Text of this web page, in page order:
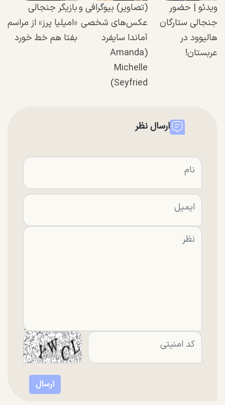
ویدئو | حضور
جنجالی ستارگان
هالیوود در
عربستان!
(تصاویر) بیوگرافی و
عکس‌های شخصی
آماندا سایفرد
(Amanda
Michelle
Seyfried)
بازیگر جنجالی
«امیلیا پرز» از مراسم
بفتا هم خط خورد
ارسال نظر